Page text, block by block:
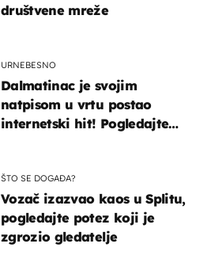
društvene mreže
URNEBESNO
Dalmatinac je svojim
natpisom u vrtu postao
internetski hit! Pogledajte
ŠTO SE DOGAĐA?
Vozač izazvao kaos u Splitu,
pogledajte potez koji je
zgrozio gledatelje